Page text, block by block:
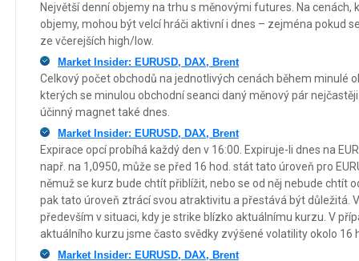
Největší denní objemy na trhu s měnovými futures. Na cenách,
objemy, mohou být velcí hráči aktivní i dnes – zejména pokud
ze včerejších high/low.
Market Insider: EURUSD, DAX, Brent
Celkový počet obchodů na jednotlivých cenách během minulé
kterých se minulou obchodní seanci daný měnový pár
účinný magnet také dnes.
Market Insider: EURUSD, DAX, Brent
Expirace opcí probíhá každý den v 16:00. Expiruje-li dnes na
např. na 1,0950, může se před 16 hod. stát tato úroveň pro
němuž se kurz bude chtít přiblížit, nebo se od něj nebude chtít
pak tato úroveň ztrácí svou atraktivitu a přestává být důležitá.
především v situaci, kdy je strike blízko aktuálnímu kurzu. V
aktuálního kurzu jsme často svědky zvýšené volatility okolo 16
Market Insider: EURUSD, DAX, Brent